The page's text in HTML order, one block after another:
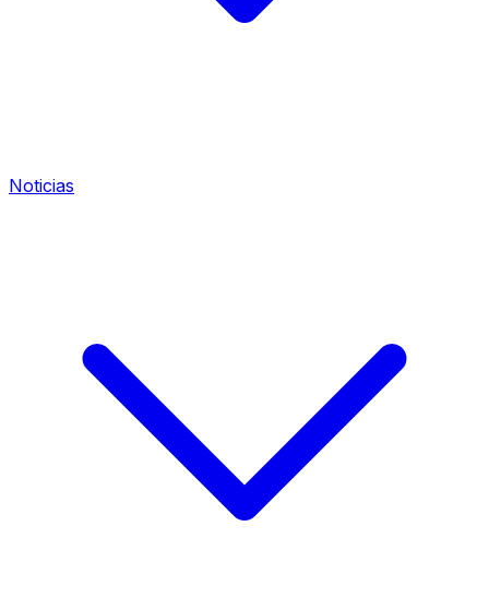
Noticias